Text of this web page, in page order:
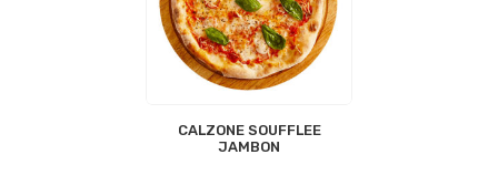
CALZONE SOUFFLEE
JAMBON